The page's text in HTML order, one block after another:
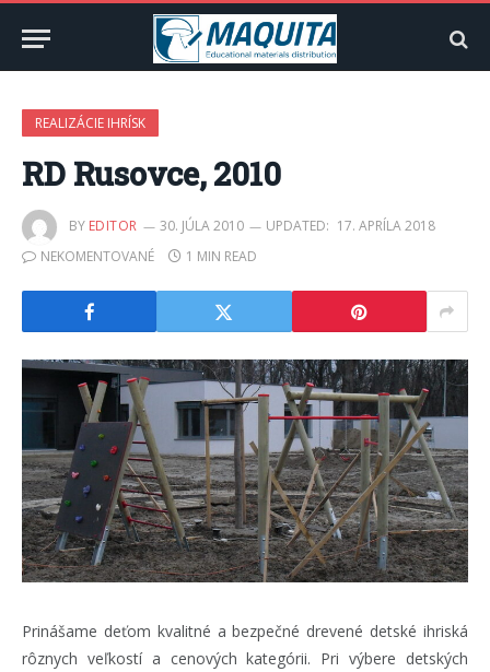
REALIZÁCIE IHRÍSK
RD Rusovce, 2010
BY EDITOR 30. JÚLA 2010 UPDATED: 17. APRÍLA 2018
NEKOMENTOVANÉ
1 MIN READ
Prinášame deťom kvalitné a bezpečné drevené detské ihriská
rôznych veľkostí a cenových kategórii. Pri výbere detských